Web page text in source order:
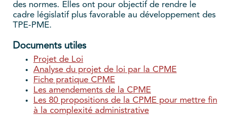
des normes. Elles ont pour objectif de rendre le
cadre législatif plus favorable au développement des
TPE-PME.
Documents utiles
Projet de Loi
Analyse du projet de loi par la CPME
Fiche pratique CPME
Les amendements de la CPME
Les 80 propositions de la CPME pour mettre fin
à la complexité administrative